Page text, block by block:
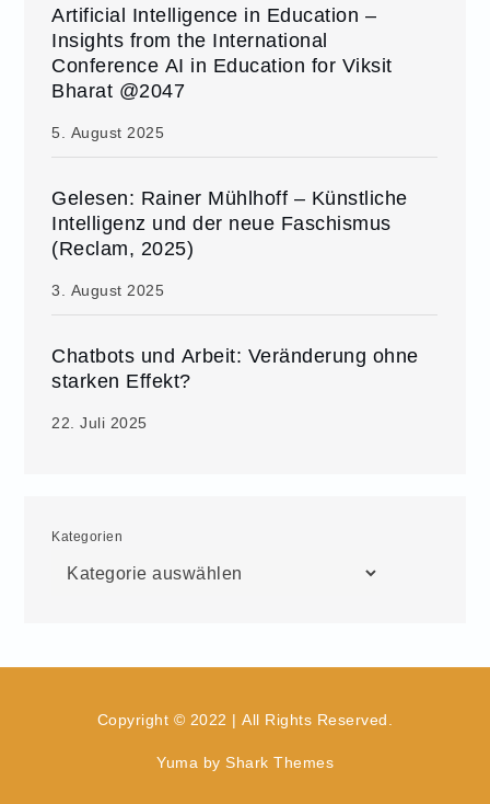
Artificial Intelligence in Education –
Insights from the International
Conference AI in Education for Viksit
Bharat @2047
5. August 2025
Gelesen: Rainer Mühlhoff – Künstliche
Intelligenz und der neue Faschismus
(Reclam, 2025)
3. August 2025
Chatbots und Arbeit: Veränderung ohne
starken Effekt?
22. Juli 2025
Kategorien
Copyright © 2022 | All Rights Reserved.
Yuma by Shark Themes